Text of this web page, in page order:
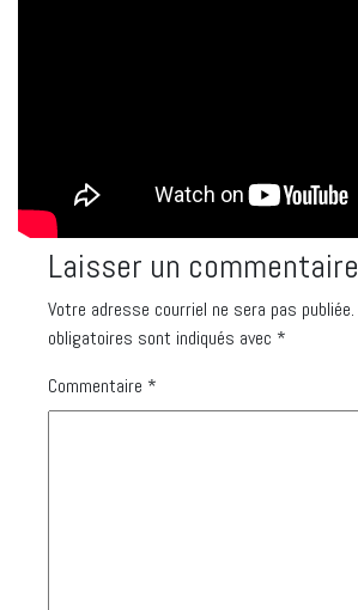
Laisser un commentaire
Votre adresse courriel ne sera pas publiée.
obligatoires sont indiqués avec *
Commentaire *